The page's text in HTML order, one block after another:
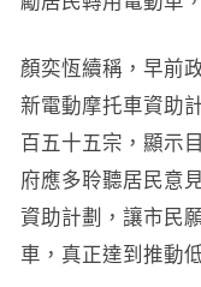
顏奕恆續稱，早前
新電動摩托車資助
百五十五宗，顯示
府應多聆聽居民意
資助計劃，讓市民
車，真正達到推動